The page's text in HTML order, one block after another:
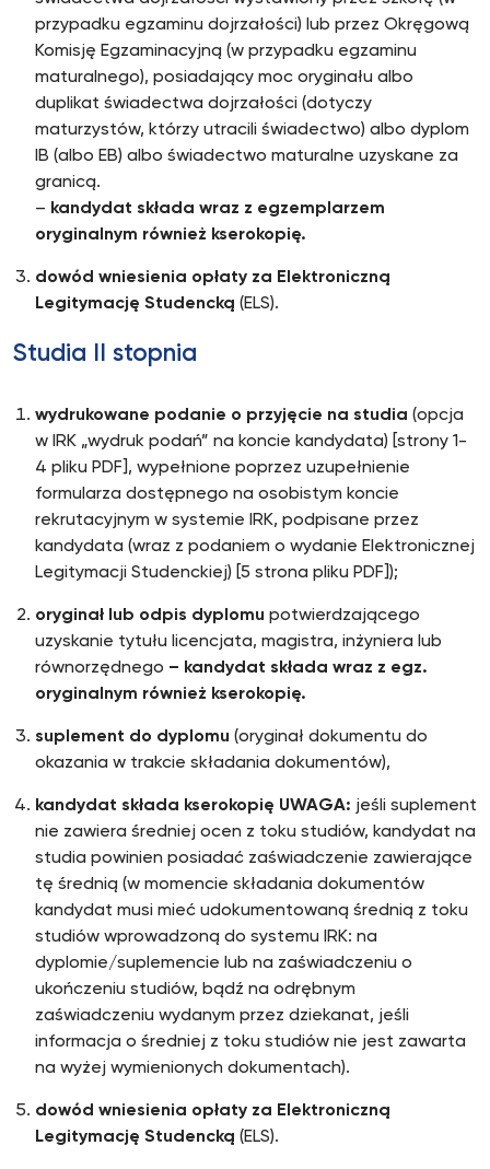
przypadku egzaminu dojrzałości) lub przez Okręgową
Komisję Egzaminacyjną (w przypadku egzaminu
maturalnego), posiadający moc oryginału albo
duplikat świadectwa dojrzałości (dotyczy
maturzystów, którzy utracili świadectwo) albo dyplom
IB (albo EB) albo świadectwo maturalne uzyskane za
granicą.
– kandydat składa wraz z egzemplarzem
oryginalnym również kserokopię.
dowód wniesienia opłaty za Elektroniczną
Legitymację Studencką (ELS).
Studia II stopnia
wydrukowane podanie o przyjęcie na studia (opcja
w IRK „wydruk podań” na koncie kandydata) [strony 1-
4 pliku PDF], wypełnione poprzez uzupełnienie
formularza dostępnego na osobistym koncie
rekrutacyjnym w systemie IRK, podpisane przez
kandydata (wraz z podaniem o wydanie Elektronicznej
Legitymacji Studenckiej) [5 strona pliku PDF]);
oryginał lub odpis dyplomu potwierdzającego
uzyskanie tytułu licencjata, magistra, inżyniera lub
równorzędnego – kandydat składa wraz z egz.
oryginalnym również kserokopię.
suplement do dyplomu (oryginał dokumentu do
okazania w trakcie składania dokumentów),
kandydat składa kserokopię UWAGA: jeśli suplement
nie zawiera średniej ocen z toku studiów, kandydat na
studia powinien posiadać zaświadczenie zawierające
tę średnią (w momencie składania dokumentów
kandydat musi mieć udokumentowaną średnią z toku
studiów wprowadzoną do systemu IRK: na
dyplomie/suplemencie lub na zaświadczeniu o
ukończeniu studiów, bądź na odrębnym
zaświadczeniu wydanym przez dziekanat, jeśli
informacja o średniej z toku studiów nie jest zawarta
na wyżej wymienionych dokumentach).
dowód wniesienia opłaty za Elektroniczną
Legitymację Studencką (ELS).